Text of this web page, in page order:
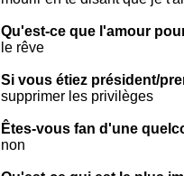
Qu'est-ce que l'amour
le rêve
Si vous étiez président/
supprimer les privilèges
Êtes-vous fan d'une
non